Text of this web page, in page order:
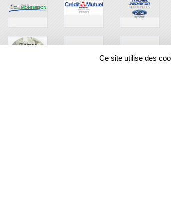
Ce site utilise des